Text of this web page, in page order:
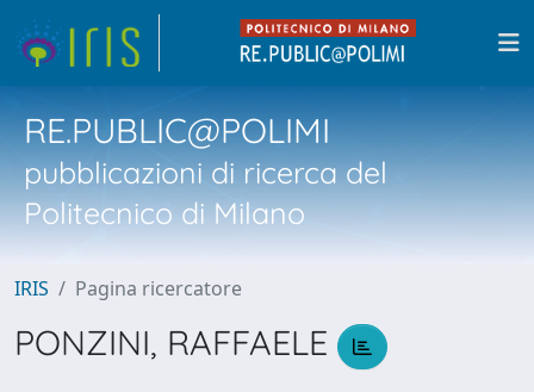
RE.PUBLIC@POLIMI
pubblicazioni di ricerca del
Politecnico di Milano
IRIS Pagina ricercatore
PONZINI, RAFFAELE